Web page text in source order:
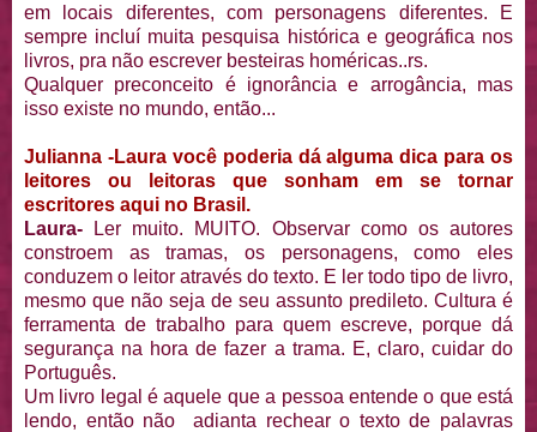
em locais diferentes, com personagens diferentes. E
sempre incluí muita pesquisa histórica e geográfica nos
livros, pra não escrever besteiras homéricas..rs.
Qualquer preconceito é ignorância e arrogância, mas
isso existe no mundo, então...
Julianna -Laura você poderia dá alguma dica para os
leitores ou leitoras que sonham em se tornar
escritores aqui no Brasil.
Laura-
Ler muito. MUITO. Observar como os autores
constroem as tramas, os personagens, como eles
conduzem o leitor através do texto. E ler todo tipo de livro,
mesmo que não seja de seu assunto predileto. Cultura é
ferramenta de trabalho para quem escreve, porque dá
segurança na hora de fazer a trama. E, claro, cuidar do
Português.
Um livro legal é aquele que a pessoa entende o que está
lendo, então não adianta rechear o texto de palavras